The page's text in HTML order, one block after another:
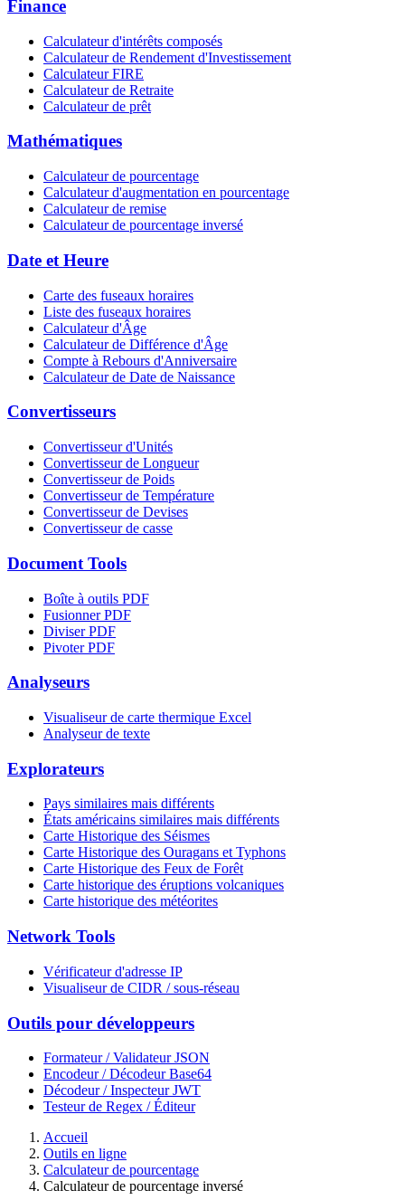
Finance
Calculateur d'intérêts composés
Calculateur de Rendement d'Investissement
Calculateur FIRE
Calculateur de Retraite
Calculateur de prêt
Mathématiques
Calculateur de pourcentage
Calculateur d'augmentation en pourcentage
Calculateur de remise
Calculateur de pourcentage inversé
Date et Heure
Carte des fuseaux horaires
Liste des fuseaux horaires
Calculateur d'Âge
Calculateur de Différence d'Âge
Compte à Rebours d'Anniversaire
Calculateur de Date de Naissance
Convertisseurs
Convertisseur d'Unités
Convertisseur de Longueur
Convertisseur de Poids
Convertisseur de Température
Convertisseur de Devises
Convertisseur de casse
Document Tools
Boîte à outils PDF
Fusionner PDF
Diviser PDF
Pivoter PDF
Analyseurs
Visualiseur de carte thermique Excel
Analyseur de texte
Explorateurs
Pays similaires mais différents
États américains similaires mais différents
Carte Historique des Séismes
Carte Historique des Ouragans et Typhons
Carte Historique des Feux de Forêt
Carte historique des éruptions volcaniques
Carte historique des météorites
Network Tools
Vérificateur d'adresse IP
Visualiseur de CIDR / sous-réseau
Outils pour développeurs
Formateur / Validateur JSON
Encodeur / Décodeur Base64
Décodeur / Inspecteur JWT
Testeur de Regex / Éditeur
Accueil
Outils en ligne
Calculateur de pourcentage
Calculateur de pourcentage inversé